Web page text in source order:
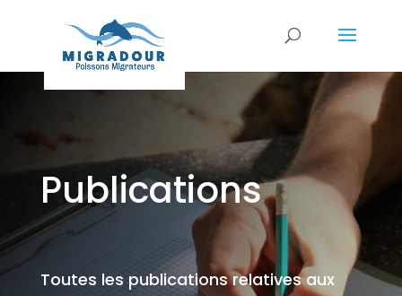
Publications
Toutes les publications relatives aux